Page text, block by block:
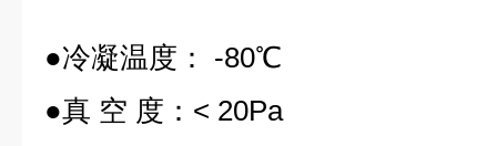
●冷凝温度： -80℃
●真 空 度：< 20Pa